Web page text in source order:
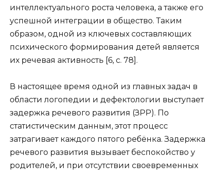
интеллектуального роста человека, а также его
успешной интеграции в общество. Таким
образом, одной из ключевых составляющих
психического формирования детей является
их речевая активность [6, с. 78].
В настоящее время одной из главных задач в
области логопедии и дефектологии выступает
задержка речевого развития (ЗРР). По
статистическим данным, этот процесс
затрагивает каждого пятого ребёнка. Задержка
речевого развития вызывает беспокойство у
родителей, и при отсутствии своевременных